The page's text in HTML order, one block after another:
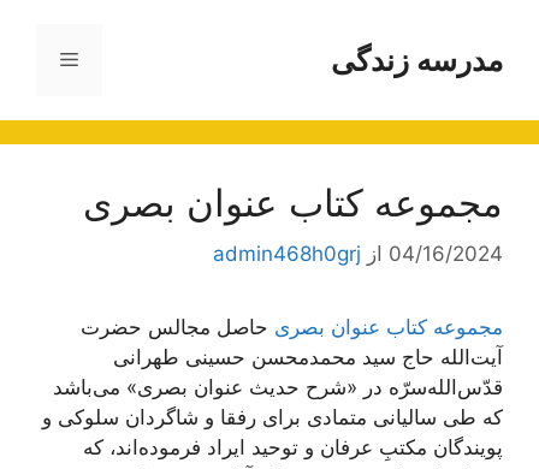
محتوامدرسه زندگی فهرست
مجموعه کتاب عنوان بصری
04/16/2024 از admin468h0grj
مجموعه کتاب عنوان بصری حاصل مجالس حضرت
آیت‌الله حاج سید محمدمحسن حسینی طهرانی
قدّس‌الله‌سرّه در «شرح حدیث عنوان بصری» می‌باشد
که طی سالیانی متمادی برای رفقا و شاگردان سلوکی و
پویندگان مکتبِ عرفان و توحید ایراد فرموده‌اند، که